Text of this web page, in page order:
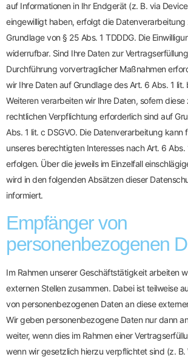
auf Informationen in Ihr Endgerät (z. B. via
eingewilligt haben, erfolgt die
Grundlage von § 25 Abs. 1 TDDDG. Die
widerrufbar. Sind Ihre Daten zur
Durchführung vorvertraglicher Maßnahmen
wir Ihre Daten auf Grundlage des Art. 6 Abs. 1 lit.
Weiteren verarbeiten wir Ihre Daten, sofern diese
rechtlichen Verpflichtung erforderlich sind auf
Abs. 1 lit. c DSGVO. Die Datenverarbeitung kann
unseres berechtigten Interesses nach Art. 6 Abs.
erfolgen. Über die jeweils im Einzelfall
wird in den folgenden Absätzen dieser
informiert.
Empfänger von
personenbezogenen
Im Rahmen unserer Geschäftstätigkeit arbeiten
externen Stellen zusammen. Dabei ist teilweise
von personenbezogenen Daten an diese
Wir geben personenbezogene Daten nur dann
weiter, wenn dies im Rahmen einer
wenn wir gesetzlich hierzu verpflichtet sind (z. B.